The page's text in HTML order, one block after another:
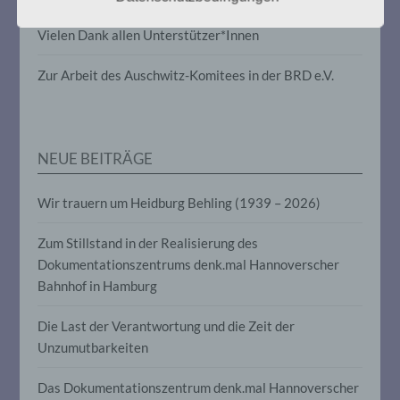
Vielen Dank allen Unterstützer*Innen
Zur Arbeit des Auschwitz-Komitees in der BRD e.V.
NEUE BEITRÄGE
Wir trauern um Heidburg Behling (1939 – 2026)
Zum Stillstand in der Realisierung des
Dokumentationszentrums denk.mal Hannoverscher
Bahnhof in Hamburg
Die Last der Verantwortung und die Zeit der
Unzumutbarkeiten
Das Dokumentationszentrum denk.mal Hannoverscher
physiologischen, genetischen,
oder sozialen Identität dieser natürlichen
Betroffene Person ist jede identifizierte
oder identifizierbare natürliche Person,
für die Verarbeitung Verantwortlichen
automatisierter Verfahren ausgeführte
Vorgang oder jede solche Vorgangsreihe
personenbezogenen Daten wie das
Erheben, das Erfassen, die Organisation,